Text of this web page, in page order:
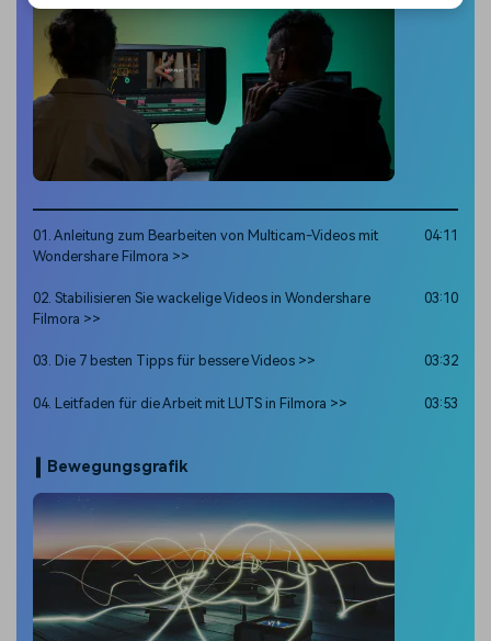
01. Anleitung zum Bearbeiten von Multicam-Videos mit
Wondershare Filmora >>
04:11
02. Stabilisieren Sie wackelige Videos in Wondershare
Filmora >>
03:10
03. Die 7 besten Tipps für bessere Videos >> 03:32
04. Leitfaden für die Arbeit mit LUTS in Filmora >> 03:53
Bewegungsgrafik